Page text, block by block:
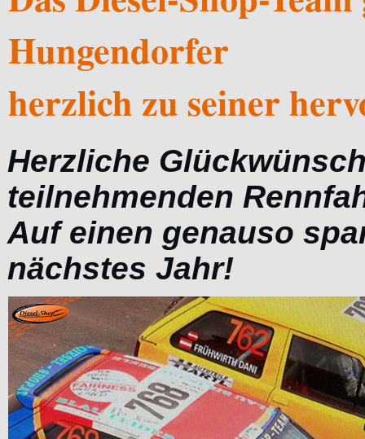
Hungendorfer
herzlich zu seiner
Herzliche
teilnehmenden
Auf einen genauso
nächstes Jahr!